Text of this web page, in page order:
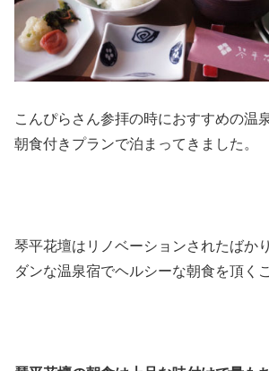
こんぴらさん参拝の時におすすめの温
朝食付きプランで泊まってきました。
琴平花壇はリノベーションされたばか
ダンな温泉宿でヘルシーな朝食を頂く